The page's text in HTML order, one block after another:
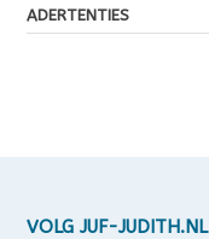
ADERTENTIES
VOLG JUF-JUDITH.NL